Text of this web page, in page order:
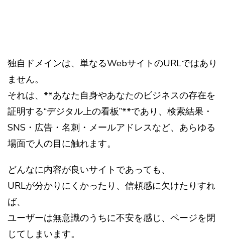
独自ドメインは、単なるWebサイトのURLではあり
ません。
それは、**あなた自身やあなたのビジネスの存在を
証明する“デジタル上の看板”**であり、検索結果・
SNS・広告・名刺・メールアドレスなど、あらゆる
場面で人の目に触れます。
どんなに内容が良いサイトであっても、
URLが分かりにくかったり、信頼感に欠けたりすれ
ば、
ユーザーは無意識のうちに不安を感じ、ページを閉
じてしまいます。